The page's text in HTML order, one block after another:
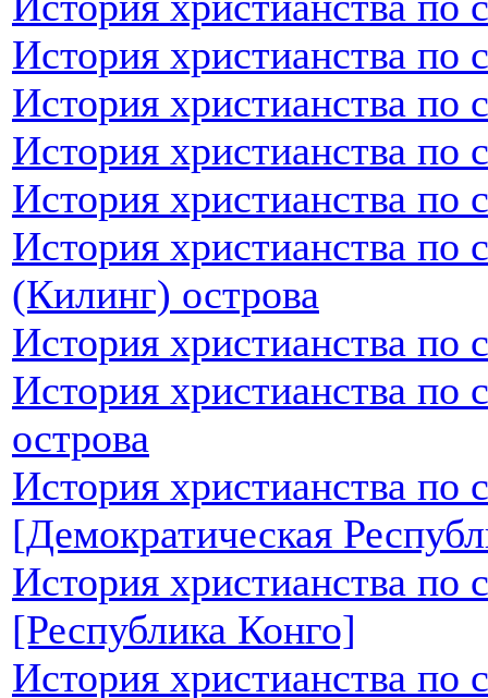
История христианства
История христианства по
История христианства по
История христианства по
История христианства по
(Килинг) острова
История христианства по
История христианства по
острова
История христианства по
[Демократическая
История христианства по
[Республика Конго]
История христианства по